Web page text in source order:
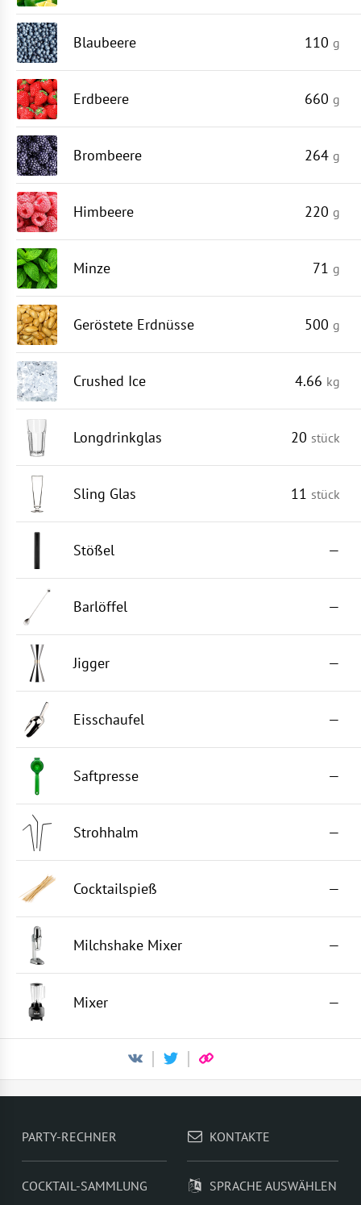
Blaubeere 110 g
Erdbeere 660 g
Brombeere 264 g
Himbeere 220 g
Minze 71 g
Geröstete Erdnüsse 500 g
Crushed Ice 4.66 kg
Longdrinkglas 20 stück
Sling Glas 11 stück
Stößel —
Barlöffel —
Jigger —
Eisschaufel —
Saftpresse —
Strohhalm —
Cocktailspieß —
Milchshake Mixer —
Mixer —
PARTY-RECHNER
COCKTAIL-SAMMLUNG
KONTAKTE
SPRACHE AUSWÄHLEN